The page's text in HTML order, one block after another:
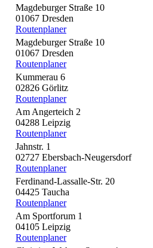
Magdeburger Straße 10
01067 Dresden
Routenplaner
Magdeburger Straße 10
01067 Dresden
Routenplaner
Kummerau 6
02826 Görlitz
Routenplaner
Am Angerteich 2
04288 Leipzig
Routenplaner
Jahnstr. 1
02727 Ebersbach-Neugersdorf
Routenplaner
Ferdinand-Lassalle-Str. 20
04425 Taucha
Routenplaner
Am Sportforum 1
04105 Leipzig
Routenplaner